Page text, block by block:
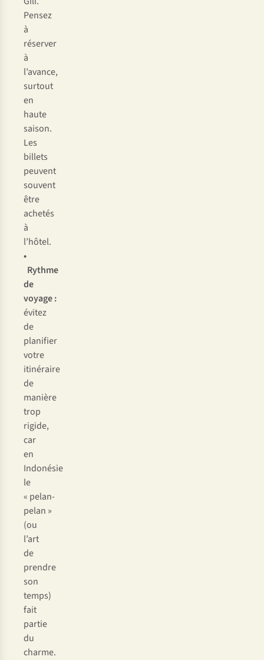
Pensez
à
réserver
à
l’avance,
surtout
en
haute
saison.
Les
billets
peuvent
souvent
être
achetés
à
l’hôtel.
•
Rythme
de
voyage :
évitez
de
planifier
votre
itinéraire
de
manière
trop
rigide,
car
en
Indonésie
le
« pelan-
pelan »
(ou
l’art
de
prendre
son
temps)
fait
partie
du
charme.